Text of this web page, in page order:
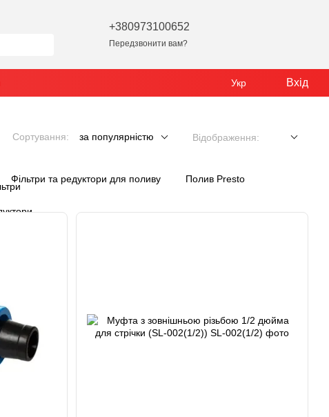
+380973100652
Передзвонити вам?
Укр Вхід
Сортування: за популярністю Відображення:
Фільтри та редуктори для поливу Полив Presto